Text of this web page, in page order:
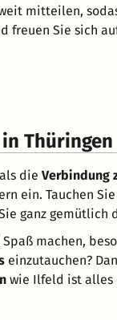
mitteilen,
freuen Sie sich
Thüringen
die Verbindung
ein. Tauchen
ganz gemütlich
machen,
einzutauchen?
wie Ilfeld ist alles